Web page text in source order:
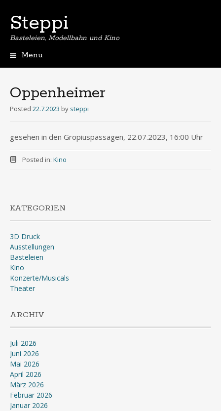
Steppi
Basteleien, Modellbahn und Kino
Menu
Oppenheimer
Posted 22.7.2023 by steppi
gesehen in den Gropiuspassagen, 22.07.2023, 16:00 Uhr
Posted in: Kino
KATEGORIEN
3D Druck
Ausstellungen
Basteleien
Kino
Konzerte/Musicals
Theater
ARCHIV
Juli 2026
Juni 2026
Mai 2026
April 2026
März 2026
Februar 2026
Januar 2026